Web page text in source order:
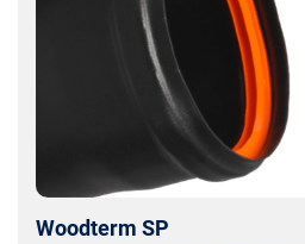
Woodterm SP